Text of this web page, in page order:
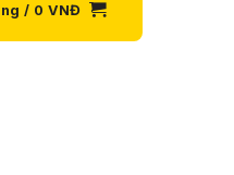
/ 0 VNĐ